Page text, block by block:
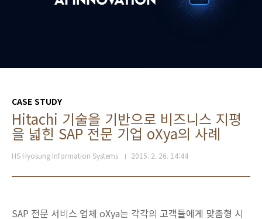
CASE STUDY
Hitachi 기술을 기반으로 비즈니스 지평
을 넓힌 SAP 전문 기업 oXya의 사례
HS Hyosung Information Systems 2015. 2. 26. 14:44
SAP 전문 서비스 업체 oXya는 각각의 고객들에게 맞춤형 시